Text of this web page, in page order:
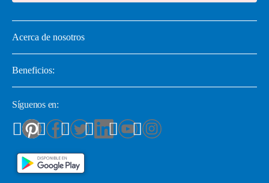
Acerca de nosotros
Beneficios:
Síguenos en: